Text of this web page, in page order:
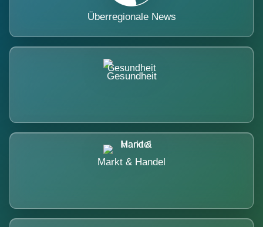
Überregionale News
Gesundheit
Markt & Handel